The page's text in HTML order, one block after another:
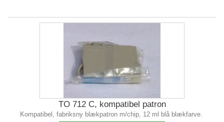
TO 712 C, kompatibel patron
Kompatibel, fabriksny blækpatron m/chip, 12 ml blå blækfarve.